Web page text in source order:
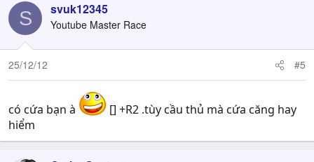
S svuk12345
Youtube Master Race
25/12/12 #5
có cứa bạn à
[] +R2 .tùy cầu thủ mà cứa căng hay
hiểm